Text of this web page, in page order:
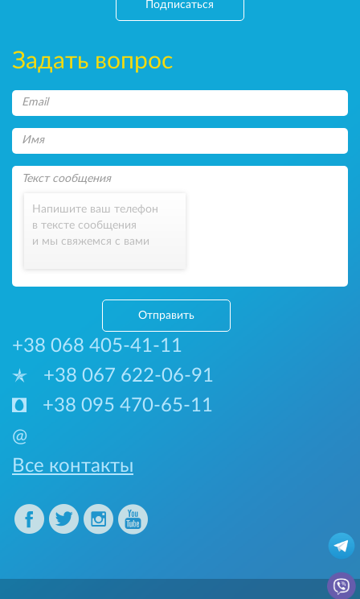
Подписаться
Задать вопрос
Напишите ваш телефон
в тексте сообщения
и мы свяжемся с вами
Отправить
+38 068 405-41-11
+38 067 622-06-91
+38 095 470-65-11
@
Все контакты